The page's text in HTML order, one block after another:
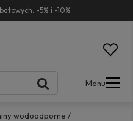
-5% i -10%
Menu
wodoodporne /